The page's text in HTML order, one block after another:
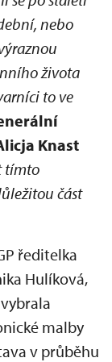
nebo
života
to ve
Knast
tímto
část
ředitelka
Hulíková,
malby
v průběhu